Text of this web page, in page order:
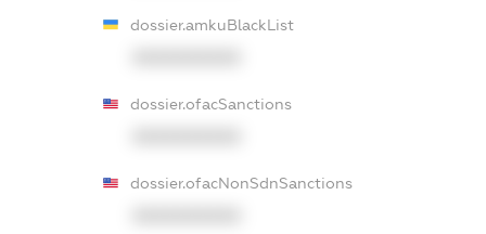
dossier.amkuBlackList
dossier.ofacSanctions
dossier.ofacNonSdnSanctions